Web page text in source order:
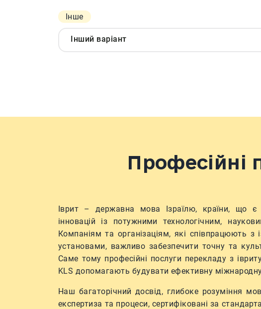
Інше
Інший варіант
Професійні
Іврит – державна мова Ізраїлю, країни, що є
інновацій із потужними технологічним,
Компаніям та організаціям, які співпрацюють з
установами, важливо забезпечити точну та
Саме тому професійні послуги перекладу з
KLS допомагають будувати ефективну
Наш багаторічний досвід, глибоке розуміння
експертиза та процеси, сертифіковані за